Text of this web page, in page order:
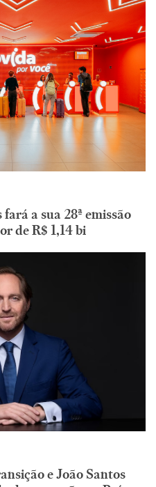
a sua 28ª emissão
de R$ 1,14 bi
e João Santos